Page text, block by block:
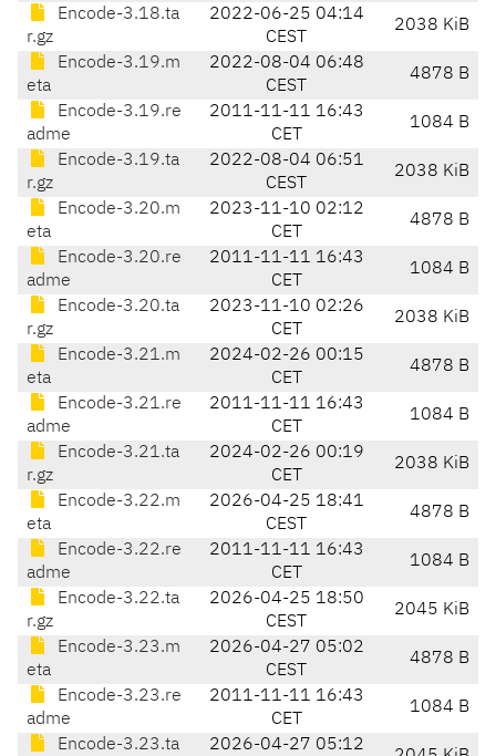
Encode-3.18.ta
r.gz
2022-06-25 04:14
CEST
2038 KiB
Encode-3.19.m
eta
2022-08-04 06:48
CEST
4878 B
Encode-3.19.re
adme
2011-11-11 16:43
CET
1084 B
Encode-3.19.ta
r.gz
2022-08-04 06:51
CEST
2038 KiB
Encode-3.20.m
eta
2023-11-10 02:12
CET
4878 B
Encode-3.20.re
adme
2011-11-11 16:43
CET
1084 B
Encode-3.20.ta
r.gz
2023-11-10 02:26
CET
2038 KiB
Encode-3.21.m
eta
2024-02-26 00:15
CET
4878 B
Encode-3.21.re
adme
2011-11-11 16:43
CET
1084 B
Encode-3.21.ta
r.gz
2024-02-26 00:19
CET
2038 KiB
Encode-3.22.m
eta
2026-04-25 18:41
CEST
4878 B
Encode-3.22.re
adme
2011-11-11 16:43
CET
1084 B
Encode-3.22.ta
r.gz
2026-04-25 18:50
CEST
2045 KiB
Encode-3.23.m
eta
2026-04-27 05:02
CEST
4878 B
Encode-3.23.re
adme
2011-11-11 16:43
CET
1084 B
Encode-3.23.ta 2026-04-27 05:12